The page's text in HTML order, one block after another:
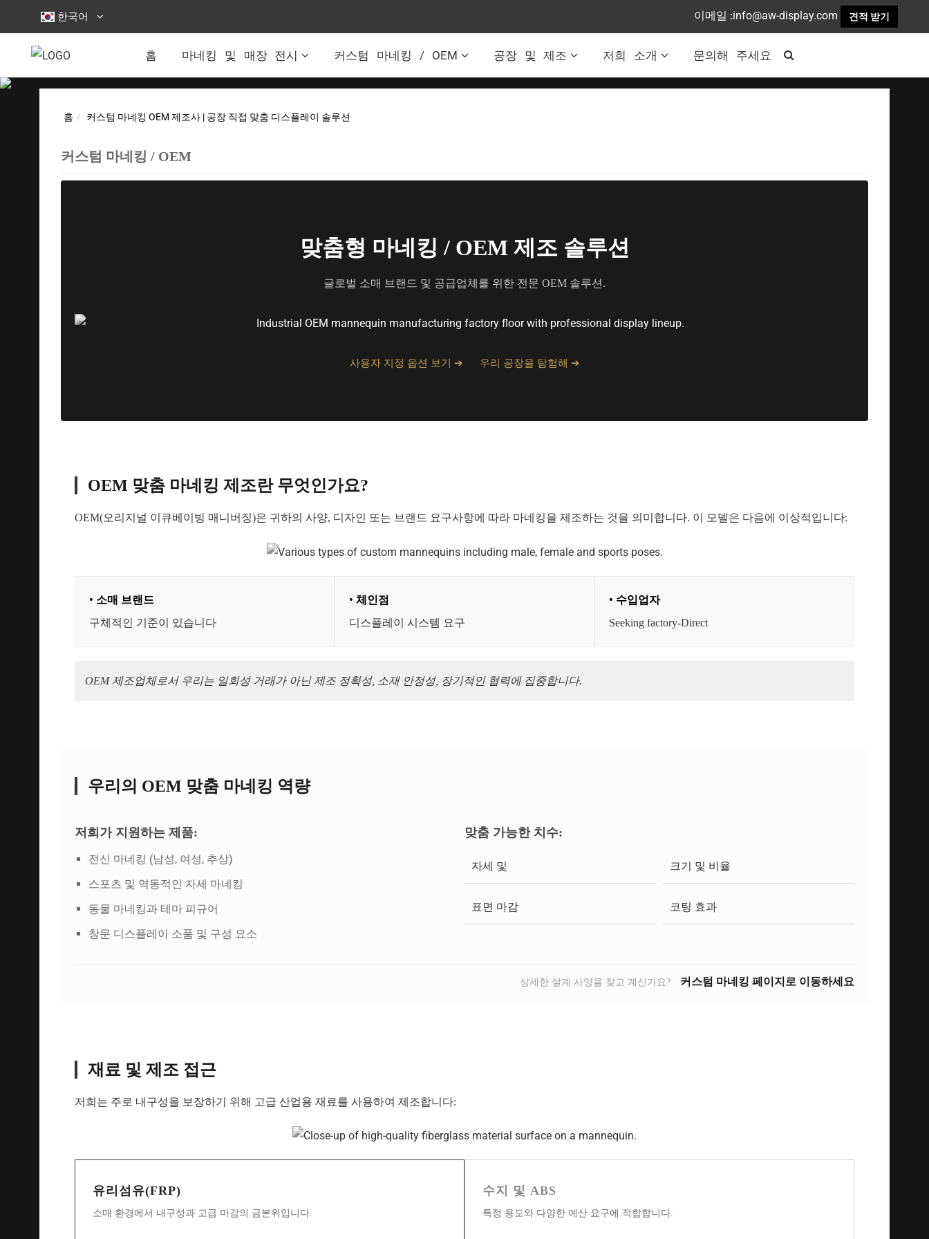
한국어 이메일 :info@aw-display.com 견적 받기
홈 마네킹 및 매장 전시 커스텀 마네킹 / OEM 공장 및 제조 저희 소개 문의해 주세요
홈 커스텀 마네킹 OEM 제조사 | 공장 직접 맞춤 디스플레이 솔루션
커스텀 마네킹 / OEM
맞춤형 마네킹 / OEM 제조 솔루션
글로벌 소매 브랜드 및 공급업체를 위한 전문 OEM 솔루션.
사용자 지정 옵션 보기 ➔ 우리 공장을 탐험해 ➔
OEM 맞춤 마네킹 제조란 무엇인가요?
OEM(오리지널 이큐베이빙 매니버징)은 귀하의 사양, 디자인 또는 브랜드 요구사항에 따라 마네킹을 제조하는 것을 의미합니다. 이 모델은 다음에 이상적입니다:
• 소매 브랜드
구체적인 기준이 있습니다
• 체인점
디스플레이 시스템 요구
• 수입업자
Seeking factory-Direct
OEM 제조업체로서 우리는 일회성 거래가 아닌 제조 정확성, 소재 안정성, 장기적인 협력에 집중합니다.
우리의 OEM 맞춤 마네킹 역량
저희가 지원하는 제품:
전신 마네킹 (남성, 여성, 추상)
스포츠 및 역동적인 자세 마네킹
동물 마네킹과 테마 피규어
창문 디스플레이 소품 및 구성 요소
맞춤 가능한 치수:
자세 및 크기 및 비율
표면 마감 코팅 효과
상세한 설계 사양을 찾고 계신가요? 커스텀 마네킹 페이지로 이동하세요
재료 및 제조 접근
저희는 주로 내구성을 보장하기 위해 고급 산업용 재료를 사용하여 제조합니다:
유리섬유(FRP)
소매 환경에서 내구성과 고급 마감의 금본위입니다.
수지 및 ABS
특정 용도와 다양한 예산 요구에 적합합니다.